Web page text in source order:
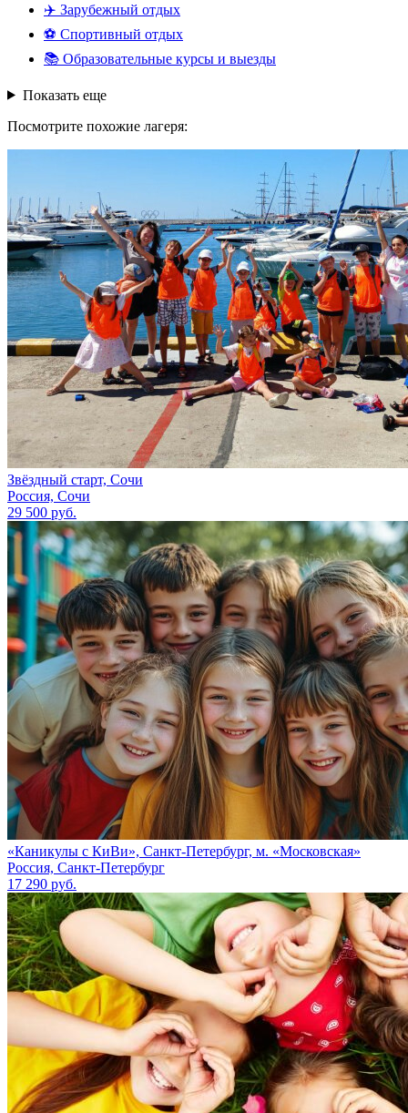
✈️ Зарубежный отдых
⚽ Спортивный отдых
📚 Образовательные курсы и выезды
Показать еще
Посмотрите похожие лагеря:
Звёздный старт, Сочи
Россия, Сочи
29 500 руб.
«Каникулы с КиВи», Санкт-Петербург, м. «Московская»
Россия, Санкт-Петербург
17 290 руб.